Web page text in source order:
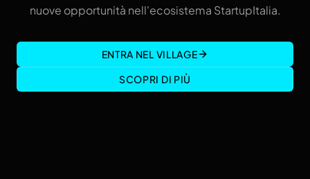
nuove opportunità nell'ecosistema StartupItalia.
ENTRA NEL VILLAGE
SCOPRI DI PIÙ